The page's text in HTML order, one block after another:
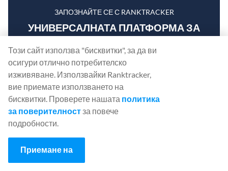
ЗАПОЗНАЙТЕ СЕ С RANKTRACKER
УНИВЕРСАЛНАТА ПЛАТФОРМА ЗА
Зад всеки успешен бизнес стои силна SEO
кампания. Но с безбройните инструменти и техники
за оптимизация, от които можете да избирате, може
да е трудно да разберете откъде да започнете. Е, не
се страхувайте повече, защото имам точно това,
Ranktracker "всичко в едно" за ефективна SEO
Този сайт използва "бисквитки", за да ви
осигури отлично потребителско
изживяване. Използвайки Ranktracker,
вие приемате използването на
бисквитки. Проверете нашата политика
за поверителностза повече
подробности.
Приемане на